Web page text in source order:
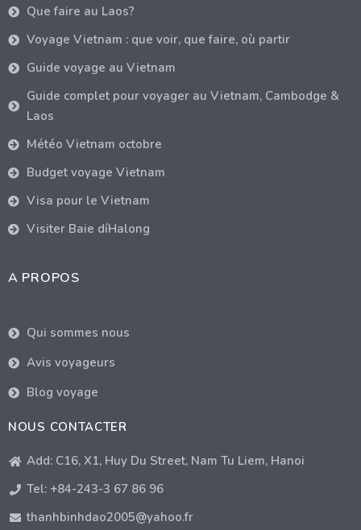
Que faire au Laos?
Voyage Vietnam : que voir, que faire, où partir
Guide voyage au Vietnam
Guide complet pour voyager au Vietnam, Cambodge &
Laos
Météo Vietnam octobre
Budget voyage Vietnam
Visa pour le Vietnam
Visiter Baie díHalong
A PROPOS
Qui sommes nous
Avis voyageurs
Blog voyage
NOUS CONTACTER
Add: C16, X1, Huy Du Street, Nam Tu Liem, Hanoi
Tel: +84-243-3 67 86 96
thanhbinhdao2005@yahoo.fr